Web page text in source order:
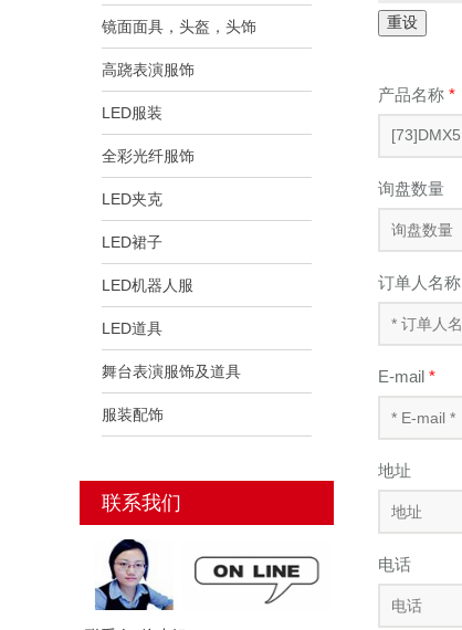
镜面面具，头盔，头饰
高跷表演服饰
LED服装
全彩光纤服饰
LED夹克
LED裙子
LED机器人服
LED道具
舞台表演服饰及道具
服装配饰
联系我们
产品名称 *
询盘数量
订单人名称
E-mail *
地址
电话